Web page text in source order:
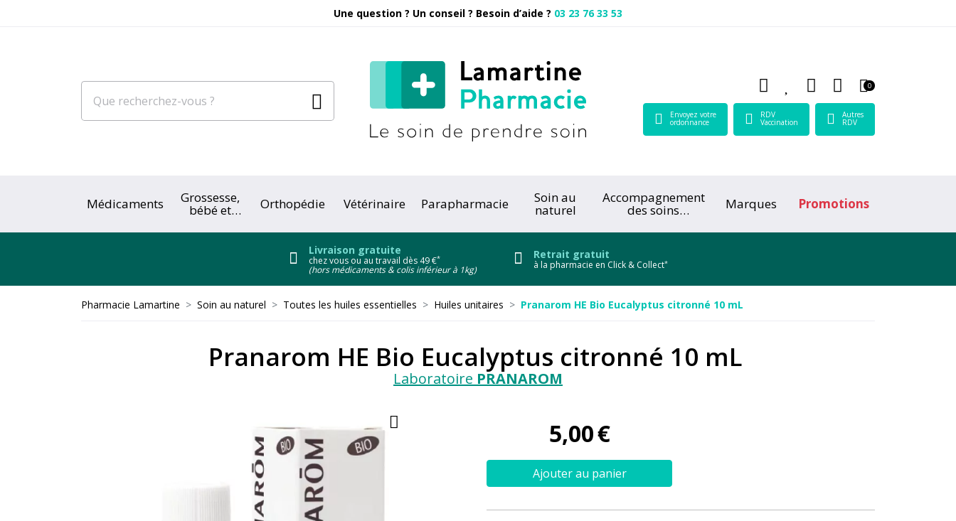
Une question ? Un conseil ? Besoin d’aide ? 03 23 76 33 53
0
Envoyez votre
ordonnance
RDV
Vaccination
Autres
RDV
Médicaments Grossesse,
bébé et Orthopédie Vétérinaire Parapharmacie Soin au
naturel
Accompagnement
des soins Marques Promotions
Livraison gratuite
chez vous ou au travail dès 49 €*
(hors médicaments & colis inférieur à 1kg)
Retrait gratuit
à la pharmacie en Click & Collect*
Pharmacie Lamartine Soin au naturel Toutes les huiles essentielles Huiles unitaires Pranarom HE Bio Eucalyptus citronné 10 mL
Pranarom HE Bio Eucalyptus citronné 10 mL
Laboratoire PRANAROM
5,00€
Ajouter au panier